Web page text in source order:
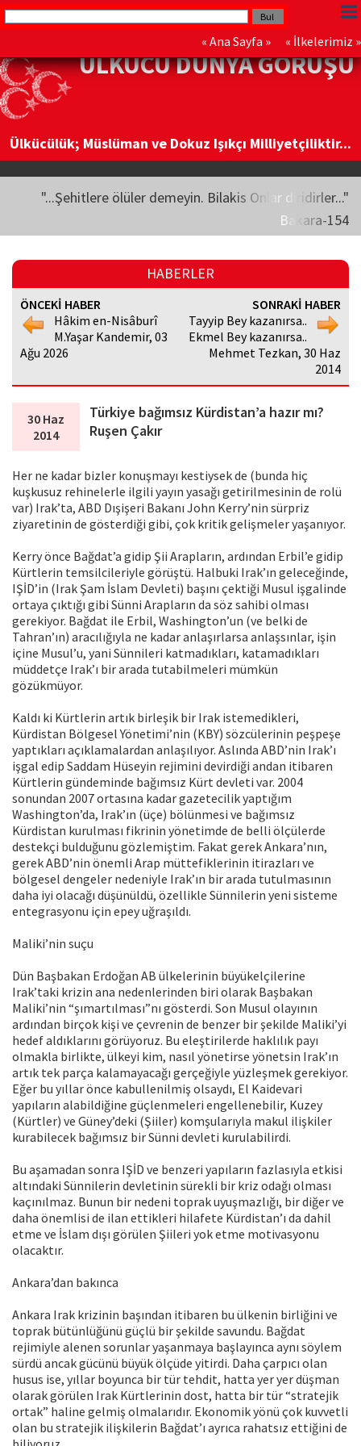
« Ana Sayfa » « İlkelerimiz »
ÜLKÜCÜ DÜNYA GÖRÜŞÜ
Ülkücülük; Müslüman ve Dokuz Işıkçı Milliyetçiliktir...
"...Şehitlere ölüler demeyin. Bilakis Onlar diridirler..."
Bakara-154
HABERLER
ÖNCEKİ HABER
Hâkim en-Nisâburî
M.Yaşar Kandemir, 03
Ağu 2026
SONRAKİ HABER
Tayyip Bey kazanırsa..
Ekmel Bey kazanırsa..
Mehmet Tezkan, 30 Haz
2014
30 Haz
2014
Türkiye bağımsız Kürdistan’a hazır mı?
Ruşen Çakır
Her ne kadar bizler konuşmayı kestiysek de (bunda hiç
kuşkusuz rehinelerle ilgili yayın yasağı getirilmesinin de rolü
var) Irak’ta, ABD Dışişeri Bakanı John Kerry’nin sürpriz
ziyaretinin de gösterdiği gibi, çok kritik gelişmeler yaşanıyor.
Kerry önce Bağdat’a gidip Şii Arapların, ardından Erbil’e gidip
Kürtlerin temsilcileriyle görüştü. Halbuki Irak’ın geleceğinde,
IŞİD’in (Irak Şam İslam Devleti) başını çektiği Musul işgalinde
ortaya çıktığı gibi Sünni Arapların da söz sahibi olması
gerekiyor. Bağdat ile Erbil, Washington’un (ve belki de
Tahran’ın) aracılığıyla ne kadar anlaşırlarsa anlaşsınlar, işin
içine Musul’u, yani Sünnileri katmadıkları, katamadıkları
müddetçe Irak’ı bir arada tutabilmeleri mümkün
gözükmüyor.
Kaldı ki Kürtlerin artık birleşik bir Irak istemedikleri,
Kürdistan Bölgesel Yönetimi’nin (KBY) sözcülerinin peşpeşe
yaptıkları açıklamalardan anlaşılıyor. Aslında ABD’nin Irak’ı
işgal edip Saddam Hüseyin rejimini devirdiği andan itibaren
Kürtlerin gündeminde bağımsız Kürt devleti var. 2004
sonundan 2007 ortasına kadar gazetecilik yaptığım
Washington’da, Irak’ın (üçe) bölünmesi ve bağımsız
Kürdistan kurulması fikrinin yönetimde de belli ölçülerde
destekçi bulduğunu gözlemiştim. Fakat gerek Ankara’nın,
gerek ABD’nin önemli Arap müttefiklerinin itirazları ve
bölgesel dengeler nedeniyle Irak’ın bir arada tutulmasının
daha iyi olacağı düşünüldü, özellikle Sünnilerin yeni sisteme
entegrasyonu için epey uğraşıldı.
Maliki’nin suçu
Dün Başbakan Erdoğan AB ülkelerinin büyükelçilerine
Irak’taki krizin ana nedenlerinden biri olarak Başbakan
Maliki’nin “şımartılması”nı gösterdi. Son Musul olayının
ardından birçok kişi ve çevrenin de benzer bir şekilde Maliki’yi
hedef aldıklarını görüyoruz. Bu eleştirilerde haklılık payı
olmakla birlikte, ülkeyi kim, nasıl yönetirse yönetsin Irak’ın
artık tek parça kalamayacağı gerçeğiyle yüzleşmek gerekiyor.
Eğer bu yıllar önce kabullenilmiş olsaydı, El Kaidevari
yapıların alabildiğine güçlenmeleri engellenebilir, Kuzey
(Kürtler) ve Güney’deki (Şiiler) komşularıyla makul ilişkiler
kurabilecek bağımsız bir Sünni devleti kurulabilirdi.
Bu aşamadan sonra IŞİD ve benzeri yapıların fazlasıyla etkisi
altındaki Sünnilerin devletinin sürekli bir kriz odağı olması
kaçınılmaz. Bunun bir nedeni toprak uyuşmazlığı, bir diğer ve
daha önemlisi de ilan ettikleri hilafete Kürdistan’ı da dahil
etme ve İslam dışı görülen Şiileri yok etme motivasyonu
olacaktır.
Ankara’dan bakınca
Ankara Irak krizinin başından itibaren bu ülkenin birliğini ve
toprak bütünlüğünü güçlü bir şekilde savundu. Bağdat
rejimiyle alenen sorunlar yaşanmaya başlayınca aynı söylem
sürdü ancak gücünü büyük ölçüde yitirdi. Daha çarpıcı olan
husus ise, yıllar boyunca bir tür tehdit, hatta yer yer düşman
olarak görülen Irak Kürtlerinin dost, hatta bir tür “stratejik
ortak” haline gelmiş olmalarıdır. Ekonomik yönü çok kuvvetli
olan bu stratejik ilişkilerin Bağdat’ı ayrıca rahatsız ettiğini de